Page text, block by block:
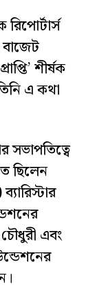
শীর্ষক
এ কথা
ছিলেন
এবং